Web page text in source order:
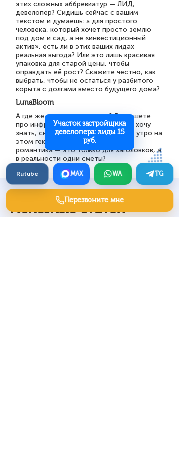
Rutube
этих сложных аббревиатур — ЛИД,
девелопер? Сидишь сейчас с вашим
текстом и думаешь: а для простого
человека, который хочет просто землю
под дом и сад, а не «инвестиционный
актив», есть ли в этих ваших лидах
реальная выгода? Или это лишь красивая
упаковка для старой цены, чтобы
оправдать её рост? Скажите честно, как
выбрать, чтобы не остаться у разбитого
корыта с долгами вместо будущего дома?
LunaBloom
А где же цена за эту сказку? Вы пишете
про инфраструктуру и выгоду, но я хочу
знать, сколько стоит моё будущее утро на
этом гектаре. Прямо сейчас. Или
романтика — это только для заголовков, а
в реальности одни сметы?
Полезные статьи
MAX WA TG
Перезвоните мне
Участок застройщика
девелопера: лиды 15
руб.